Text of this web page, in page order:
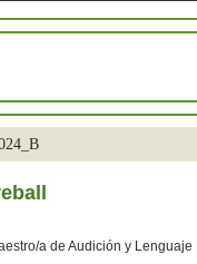
a de Audición y Lenguaje